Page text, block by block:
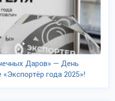
Даров» — День
года 2025»!